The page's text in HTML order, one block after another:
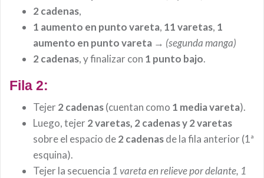
2 cadenas,
1 aumento en punto vareta, 11 varetas, 1
aumento en punto vareta → (segunda manga)
2 cadenas, y finalizar con 1 punto bajo.
Fila 2:
Tejer2 cadenas(cuentan como 1 media vareta).
Luego, tejer2 varetas, 2 cadenas y 2 varetas
sobre el espacio de2 cadenasde la fila anterior (1ª
esquina).
Tejer la secuencia 1 vareta en relieve por delante, 1